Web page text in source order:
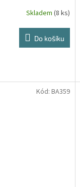
Skladem (8 ks)
Do košíku
Kód: BA359